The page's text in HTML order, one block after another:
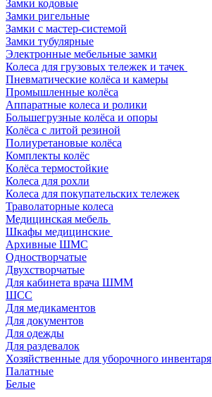
Замки кодовые
Замки ригельные
Замки с мастер-системой
Замки тубулярные
Электронные мебельные замки
Колеса для грузовых тележек и тачек
Пневматические колёса и камеры
Промышленные колёса
Аппаратные колеса и ролики
Большегрузные колёса и опоры
Колёса с литой резиной
Полиуретановые колёса
Комплекты колёс
Колёса термостойкие
Колеса для рохли
Колеса для покупательских тележек
Траволаторные колеса
Медицинская мебель
Шкафы медицинские
Архивные ШМС
Одностворчатые
Двухстворчатые
Для кабинета врача ШММ
ШСС
Для медикаментов
Для документов
Для одежды
Для раздевалок
Хозяйственные для уборочного инвентаря
Палатные
Белые